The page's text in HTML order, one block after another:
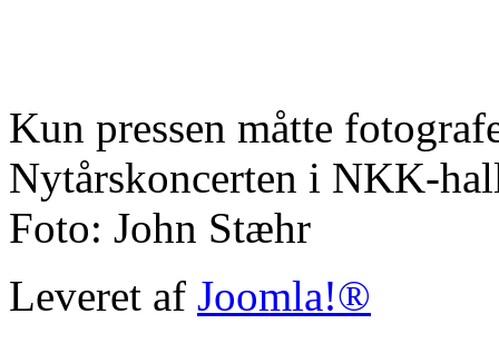
Kun pressen måtte
Nytårskoncerten i NKK-
Foto: John Stæhr
Leveret af Joomla!®